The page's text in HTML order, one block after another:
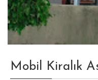
Mobil Kiralık